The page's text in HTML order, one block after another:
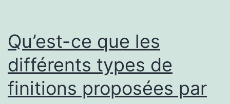
Qu’est-ce que les
différents types de
finitions proposées par